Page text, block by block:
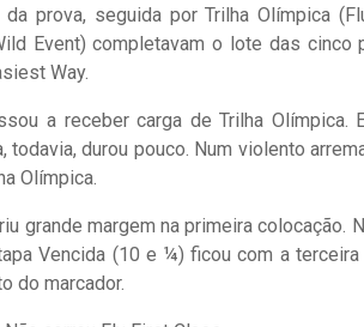
prova, seguida por Trilha Olímpica
Event) completavam o lote das cinco
Way.
a receber carga de Trilha Olímpica.
durou pouco. Num violento
Olímpica.
grande margem na primeira colocação.
Vencida (10 e ¼) ficou com a terceira
do marcador.